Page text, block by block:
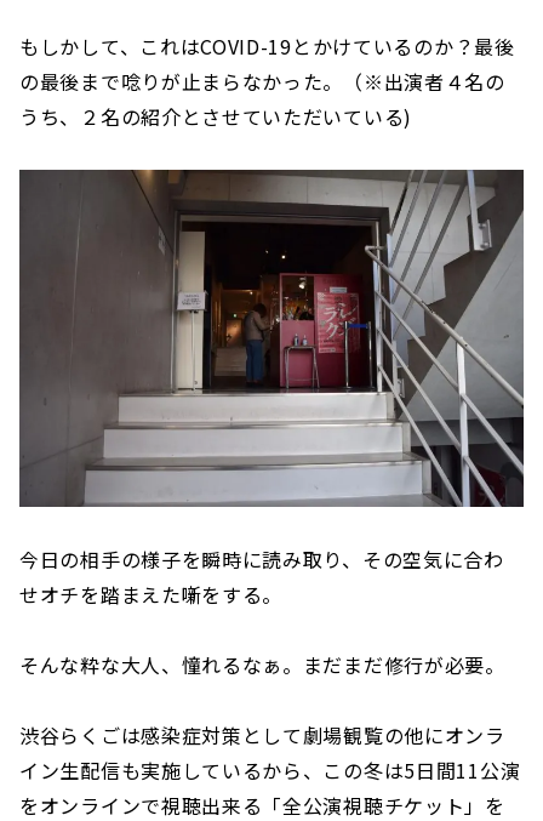
もしかして、これはCOVID-19とかけているのか？最後
の最後まで唸りが止まらなかった。（※出演者４名の
うち、２名の紹介とさせていただいている)
今日の相手の様子を瞬時に読み取り、その空気に合わ
せオチを踏まえた噺をする。
そんな粋な大人、憧れるなぁ。まだまだ修行が必要。
渋谷らくごは感染症対策として劇場観覧の他にオンラ
イン生配信も実施しているから、この冬は5日間11公演
をオンラインで視聴出来る「全公演視聴チケット」を